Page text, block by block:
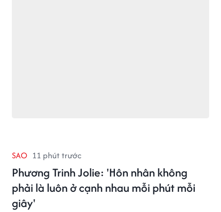
SAO 11 phút trước
Phương Trinh Jolie: 'Hôn nhân không
phải là luôn ở cạnh nhau mỗi phút mỗi
giây'